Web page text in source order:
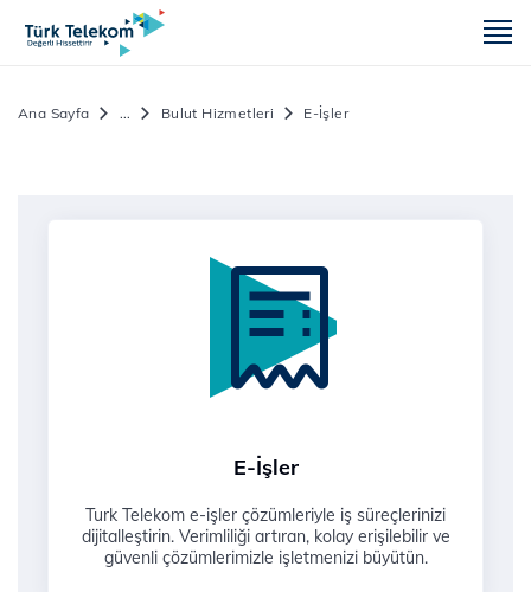
Ana Sayfa ... Bulut Hizmetleri E-İşler
E-İşler
Turk Telekom e-işler çözümleriyle iş süreçlerinizi
dijitalleştirin. Verimliliği artıran, kolay erişilebilir ve
güvenli çözümlerimizle işletmenizi büyütün.